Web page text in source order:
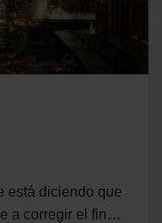
está diciendo que
a corregir el fin…